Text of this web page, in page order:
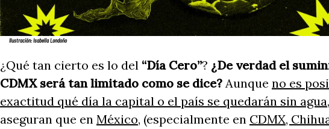
Ilustración: Isabella Londoño
¿Qué tan cierto es lo del “Día Cero”? ¿De verdad el
CDMX será tan limitado como se dice? Aunque no es
exactitud qué día la capital o el país se quedarán sin agua
aseguran que en México, (especialmente en CDMX,